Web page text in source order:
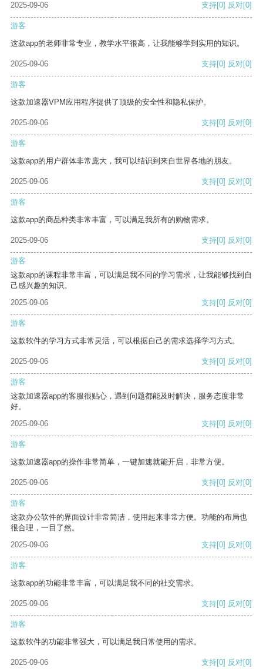
2025-09-06 支持[0] 反对[0]
游客
这款app的老师非常专业，教学水平很高，让我能够学到实用的知识。
2025-09-06 支持[0] 反对[0]
游客
这款加速器VPM应用程序提供了顶级的安全性和隐私保护。
2025-09-06 支持[0] 反对[0]
游客
这款app的用户群体非常庞大，我可以结识到来自世界各地的朋友。
2025-09-06 支持[0] 反对[0]
游客
这款app的商品种类非常丰富，可以满足我所有的购物需求。
2025-09-06 支持[0] 反对[0]
游客
这款app的课程非常丰富，可以满足我不同的学习需求，让我能够找到自
己感兴趣的知识。
2025-09-06
支持[0] 反对[0]
游客
这款软件的学习方式非常灵活，可以根据自己的需求选择学习方式。
2025-09-06 支持[0] 反对[0]
游客
这款加速器app的客服很贴心，遇到问题都能及时解决，服务态度非常
好。
2025-09-06
支持[0] 反对[0]
游客
这款加速器app的操作非常简单，一键加速就能开启，非常方便。
2025-09-06 支持[0] 反对[0]
游客
这款办公软件的界面设计非常简洁，使用起来非常方便。功能的布局也
很合理，一目了然。
2025-09-06
支持[0] 反对[0]
游客
这款app的功能非常丰富，可以满足我不同的社交需求。
2025-09-06 支持[0] 反对[0]
游客
这款软件的功能非常强大，可以满足我日常使用的需求。
2025-09-06 支持[0] 反对[0]